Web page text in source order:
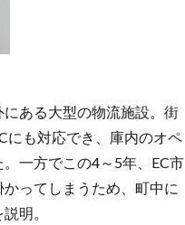
ある大型の物流施設。街
にも対応でき、庫内のオペ
一方でこの4～5年、EC市
ってしまうため、町中に
明。